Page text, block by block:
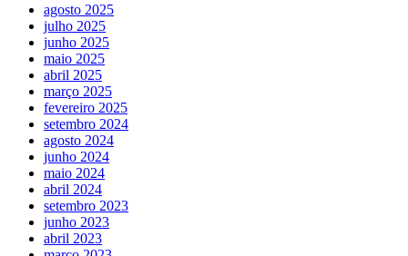
agosto 2025
julho 2025
junho 2025
maio 2025
abril 2025
março 2025
fevereiro 2025
setembro 2024
agosto 2024
junho 2024
maio 2024
abril 2024
setembro 2023
junho 2023
abril 2023